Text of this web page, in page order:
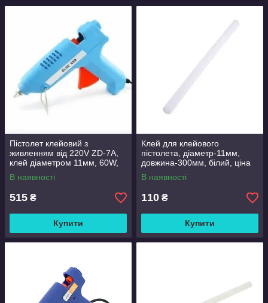
Пістолет клейовий з
живленням від 220V ZD-7А,
клей діаметром 11мм, 60W,
Blue, Blister
В наявності
515 ₴
Купити
Клей для клейового
пістолета, діаметр-11мм,
довжина-300мм, білий, ціна
за штуку Q480
В наявності
110 ₴
Купити